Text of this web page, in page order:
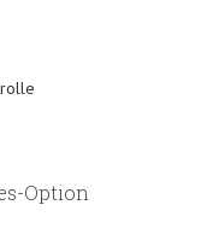
Option